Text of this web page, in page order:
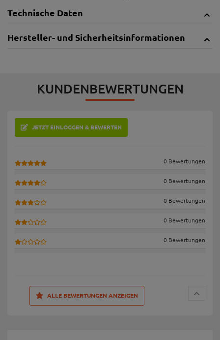
Technische Daten
Hersteller- und Sicherheitsinformationen
KUNDENBEWERTUNGEN
JETZT EINLOGGEN & BEWERTEN
0 Bewertungen
0 Bewertungen
0 Bewertungen
0 Bewertungen
0 Bewertungen
ALLE BEWERTUNGEN ANZEIGEN